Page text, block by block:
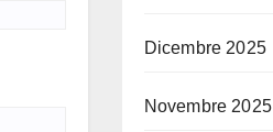
Dicembre 2025
Novembre 2025